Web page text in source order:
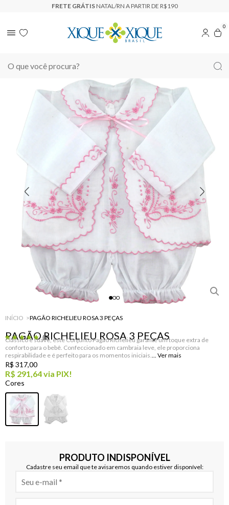
NATAL/RN A PARTIR DE R$190
0
INÍCIO PAGÃO RICHELIEU ROSA 3 PEÇAS
PAGÃO RICHELIEU ROSA 3 PEÇAS
(1)
Clássico e suave, este Conjunto Pagão Richelieu garante um toque extra de
conforto para o bebê. Confeccionado em cambraia leve, ele proporciona
respirabilidade e é perfeito para os momentos iniciais.
R$ 291,64via PIX!
R$ 317,00
PRODUTO INDISPONÍVEL
Cadastre seu email que te avisaremos quando estiver disponível: